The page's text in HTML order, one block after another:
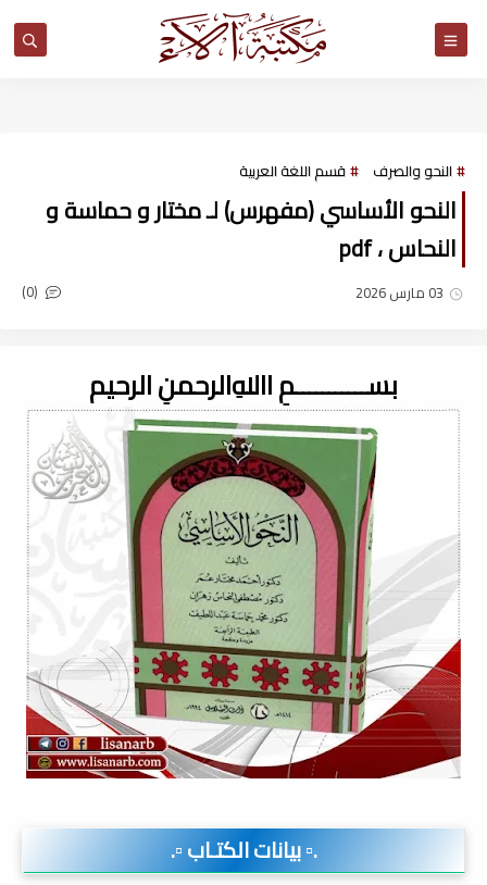
النحو والصرف قسم اللغة العربية
النحو الأساسي (مفهرس) لـ مختار و حماسة و
النحاس ، pdf
03 مارس 2026 (0)
بســـــــــــمِ اﷲِالرحمنِ الرحيم
.▫️ بيانات الكتـاب ▫️.